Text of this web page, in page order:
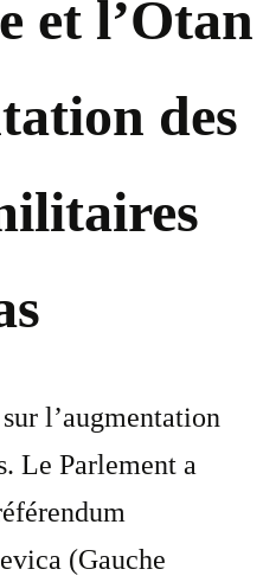
et l’Otan
des
l’augmentation
Le Parlement a
(Gauche